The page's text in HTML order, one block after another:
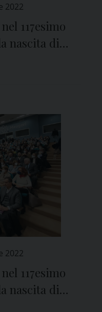
2022
117esimo
nascita di
2022
117esimo
nascita di